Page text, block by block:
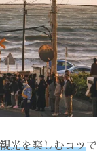
光を楽しむコツで